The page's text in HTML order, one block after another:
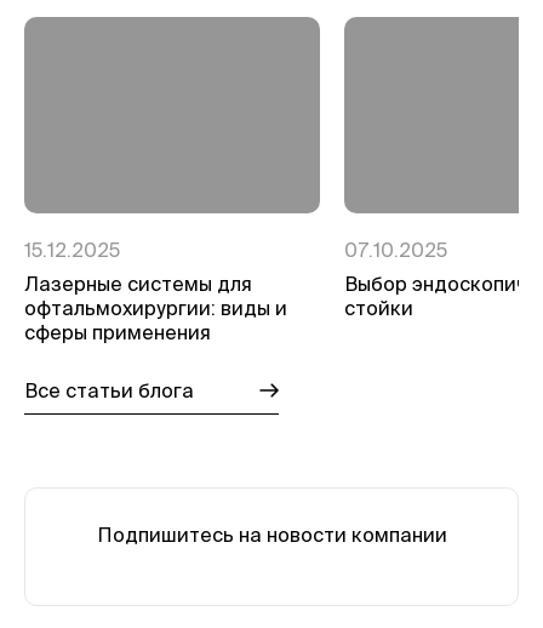
15.12.2025
Лазерные системы для
офтальмохирургии: виды и
сферы применения
07.10.2025
Выбор
стойки
Все статьи блога
Подпишитесь на новости компании